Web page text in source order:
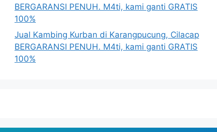
BERGARANSI PENUH. M4ti, kami ganti GRATIS
100%
Jual Kambing Kurban di Karangpucung, Cilacap
BERGARANSI PENUH. M4ti, kami ganti GRATIS
100%